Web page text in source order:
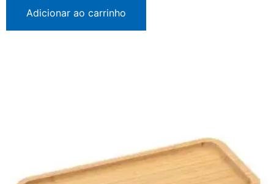
Adicionar ao carrinho